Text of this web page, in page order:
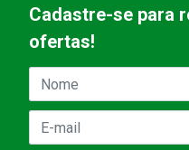
Cadastre-se para
ofertas!